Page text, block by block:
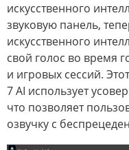
искусственного
звуковую панель,
искусственного
свой голос во время
и игровых сессий.
7 AI использует
что позволяет
озвучку с